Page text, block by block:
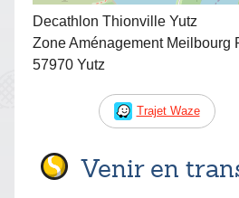
Decathlon Thionville Yutz
Zone Aménagement Meilbourg
57970 Yutz
Trajet Waze
Venir en